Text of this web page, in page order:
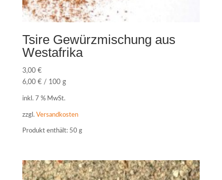
Tsire Gewürzmischung aus
Westafrika
3,00 €
6,00 €/ 100 g
inkl. 7 % MwSt.
zzgl. Versandkosten
Produkt enthält: 50 g